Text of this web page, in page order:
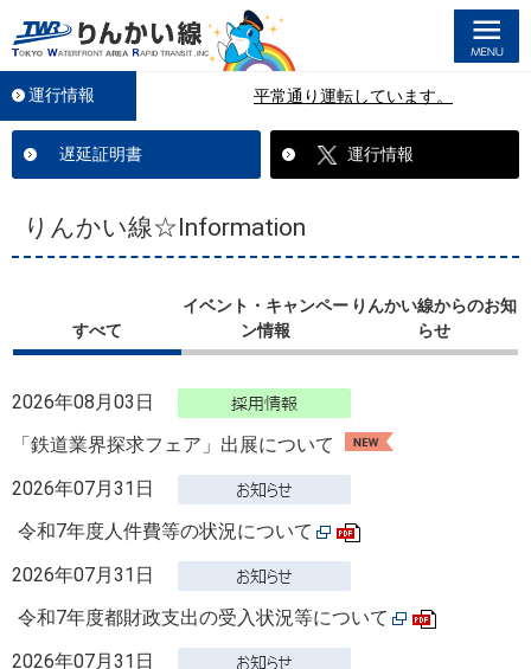
運行情報 平常通り運転しています。
遅延証明書 運行情報
りんかい線☆Information
すべて
イベント・キャンペー
ン情報
りんかい線からのお知
らせ
2026年08月03日
「鉄道業界探求フェア」出展について
2026年07月31日
令和7年度人件費等の状況について
2026年07月31日
令和7年度都財政支出の受入状況等について
2026年07月31日